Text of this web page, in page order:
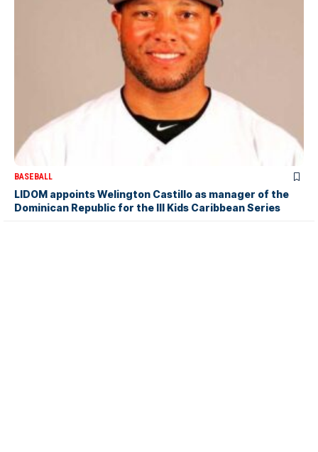
BASEBALL
LIDOM appoints Welington Castillo as manager of the
Dominican Republic for the III Kids Caribbean Series